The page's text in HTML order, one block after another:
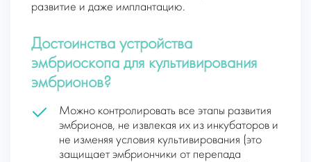
развитие и даже имплантацию.
Достоинства устройства
эмбриоскопа для культивирования
эмбрионов?
Можно контролировать все этапы развития
эмбрионов, не извлекая их из инкубаторов и
не изменяя условия культивирования (это
защищает эмбриончики от перепада